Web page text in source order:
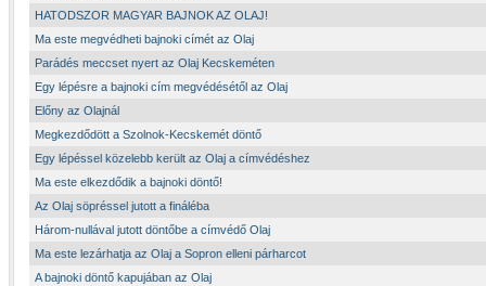
HATODSZOR MAGYAR BAJNOK AZ OLAJ!
Ma este megvédheti bajnoki címét az Olaj
Parádés meccset nyert az Olaj Kecskeméten
Egy lépésre a bajnoki cím megvédésétől az Olaj
Előny az Olajnál
Megkezdődött a Szolnok-Kecskemét döntő
Egy lépéssel közelebb került az Olaj a címvédéshez
Ma este elkezdődik a bajnoki döntő!
Az Olaj söpréssel jutott a fináléba
Három-nullával jutott döntőbe a címvédő Olaj
Ma este lezárhatja az Olaj a Sopron elleni párharcot
A bajnoki döntő kapujában az Olaj